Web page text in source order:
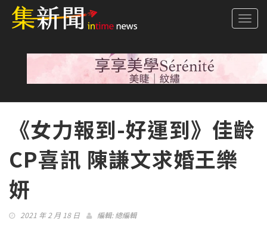
《女力報到-好運到》佳齡
CP喜訊 陳謙文求婚王樂
妍
2021 年 2 月 18 日 編輯:總編輯